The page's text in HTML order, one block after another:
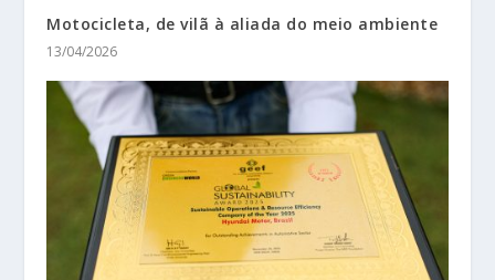
Motocicleta, de vilã à aliada do meio ambiente
13/04/2026